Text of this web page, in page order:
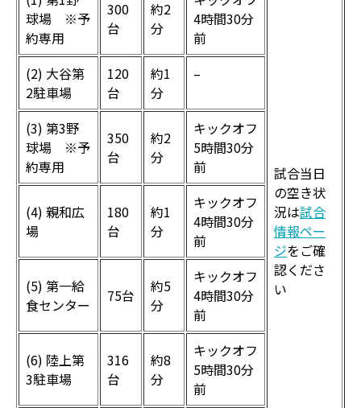
球場 ※予
約専用
300
台
約2
分
4時間30分
前
試合当日
の空き状
況は試合
情報ペー
ジをご確
認くださ
い
(2) 大谷第
2駐車場
120
台
約1
分
–
(3) 第3野
球場 ※予
約専用
350
台
約2
分
キックオフ
5時間30分
前
(4) 親和広
場
180
台
約1
分
キックオフ
4時間30分
前
(5) 第一給
食センター
75台
約5
分
キックオフ
4時間30分
前
(6) 陸上第
3駐車場
316
台
約8
分
キックオフ
5時間30分
前